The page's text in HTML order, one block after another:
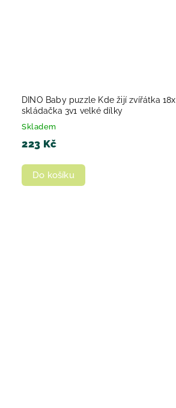
DINO Baby puzzle Kde žijí zvířátka
skládačka 3v1 velké dílky
Skladem
223 Kč
Do košíku